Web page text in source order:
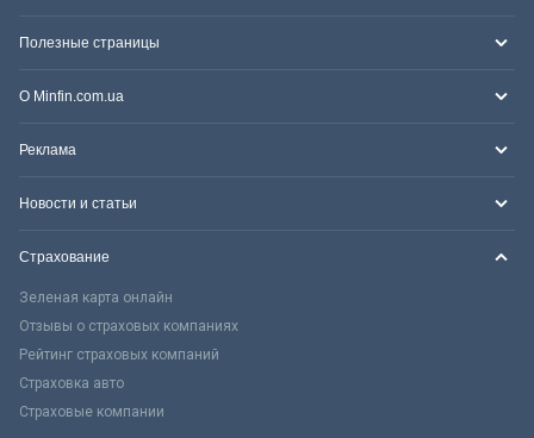
Полезные страницы
О Minfin.com.ua
Реклама
Новости и статьи
Страхование
Зеленая карта онлайн
Отзывы о страховых компаниях
Рейтинг страховых компаний
Страховка авто
Страховые компании